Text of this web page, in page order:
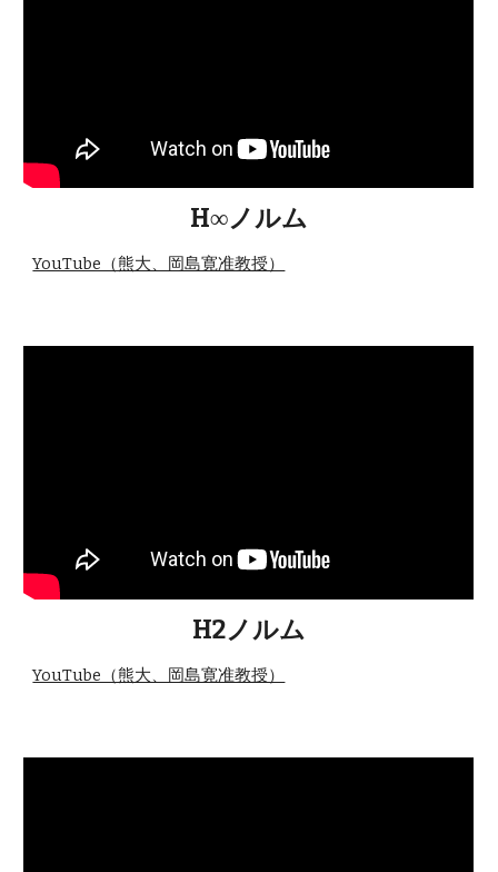
H∞ノルム
YouTube（熊大、岡島寛准教授）
H2ノルム
YouTube（熊大、岡島寛准教授）